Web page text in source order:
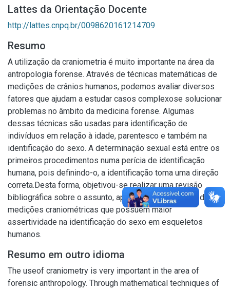
Lattes da Orientação Docente
http://lattes.cnpq.br/0098620161214709
Resumo
A utilização da craniometria é muito importante na área da
antropologia forense. Através de técnicas matemáticas de
medições de crânios humanos, podemos avaliar diversos
fatores que ajudam a estudar casos complexose solucionar
problemas no âmbito da medicina forense. Algumas
dessas técnicas são usadas para identificação de
indivíduos em relação à idade, parentesco e também na
identificação do sexo. A determinação sexual está entre os
primeiros procedimentos numa perícia de identificação
humana, pois definindo-o, a identificação toma uma direção
correta.Desta forma, objetivou-se realizar uma revisão
bibliográfica sobre o assunto, apresentando algumas das
medições craniométricas que possuem maior
assertividade na identificação do sexo em esqueletos
humanos.
Resumo em outro idioma
The useof craniometry is very important in the area of
forensic anthropology. Through mathematical techniques of